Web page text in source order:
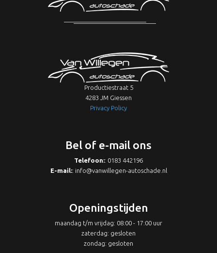
Productiestraat 5
4283 JM Giessen
Privacy Policy
Bel of e-mail ons
Telefoon:: 0183 442196
E-mail:: info@vanwillegen-autoschade.nl
Openingstijden
maandag t/m vrijdag: 08:00 - 17:00 uur
zaterdag: gesloten
zondag: gesloten